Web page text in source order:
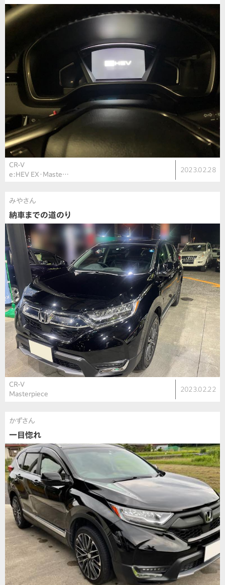
CR-V
e:HEV EX・Maste…
2023.02.28
みやさん
納車までの道のり
CR-V
Masterpiece
2023.02.22
かずさん
一目惚れ